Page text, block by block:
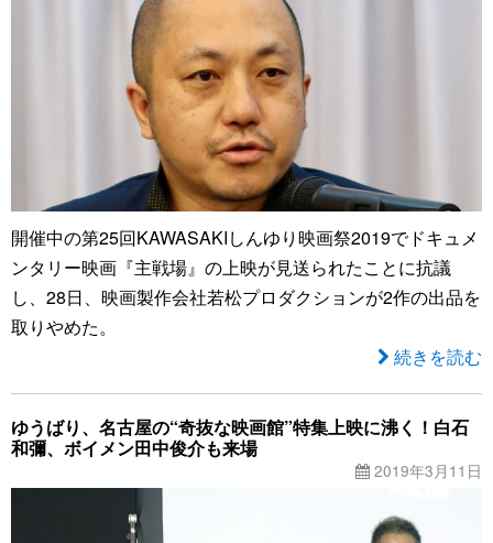
開催中の第25回KAWASAKIしんゆり映画祭2019でドキュメ
ンタリー映画『主戦場』の上映が見送られたことに抗議
し、28日、映画製作会社若松プロダクションが2作の出品を
取りやめた。
続きを読む
ゆうばり、名古屋の“奇抜な映画館”特集上映に沸く！白石
和彌、ボイメン田中俊介も来場
2019年3月11日